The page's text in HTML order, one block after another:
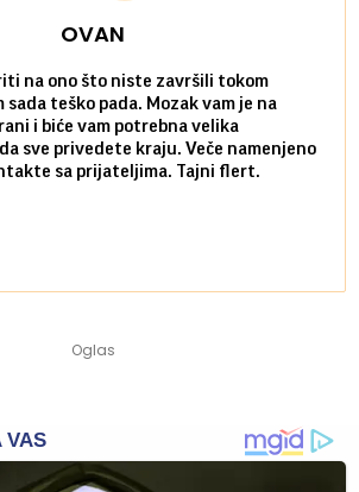
OVAN
na ono što niste završili tokom
sada teško pada. Mozak vam je na
i biće vam potrebna velika
sve privedete kraju. Veče namenjeno
sa prijateljima. Tajni flert.